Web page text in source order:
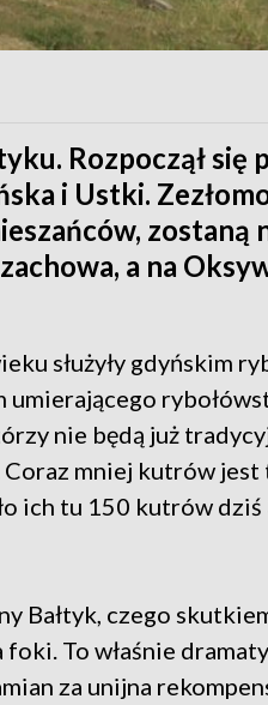
Rozpoczął się
i Ustki.
zostaną
a na
służyły gdyńskim
nie będą już
Coraz mniej kutrów jest
ich tu 150 kutrów
Bałtyk, czego
foki. To właśnie
za unijna